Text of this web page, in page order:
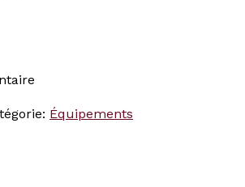
Équipements